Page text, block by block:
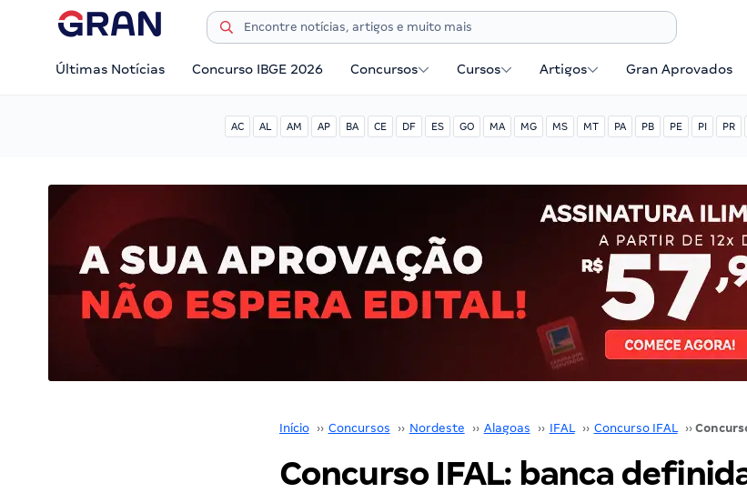
Últimas Notícias Concurso IBGE 2026 Concursos Cursos Artigos Gran Aprovados
AC AL AM AP BA CE DF ES GO MA MG MS MT PA PB PE PI PR
Início ›› Concursos ›› Nordeste ›› Alagoas ›› IFAL ›› Concurso IFAL ››
Concurso IFAL: banca